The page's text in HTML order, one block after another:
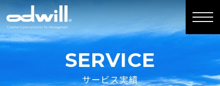
SERVICE
サービス実績